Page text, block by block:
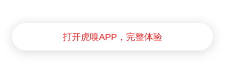
打开虎嗅APP，完整体验